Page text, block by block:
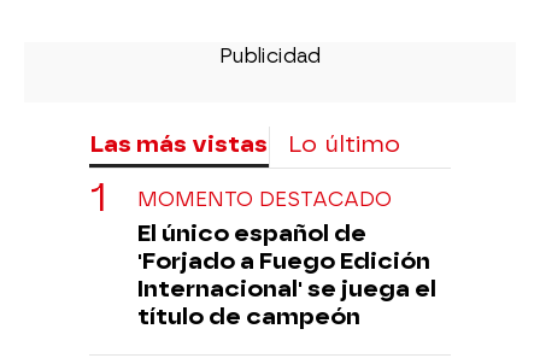
Las más vistas Lo último
MOMENTO DESTACADO
El único español de
'Forjado a Fuego Edición
Internacional' se juega el
título de campeón